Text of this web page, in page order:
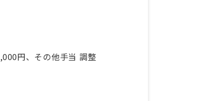
円、その他手当 調整